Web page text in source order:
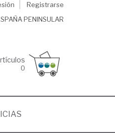
Registrarse
PENINSULAR
0